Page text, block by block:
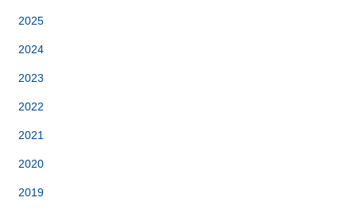
2025
2024
2023
2022
2021
2020
2019